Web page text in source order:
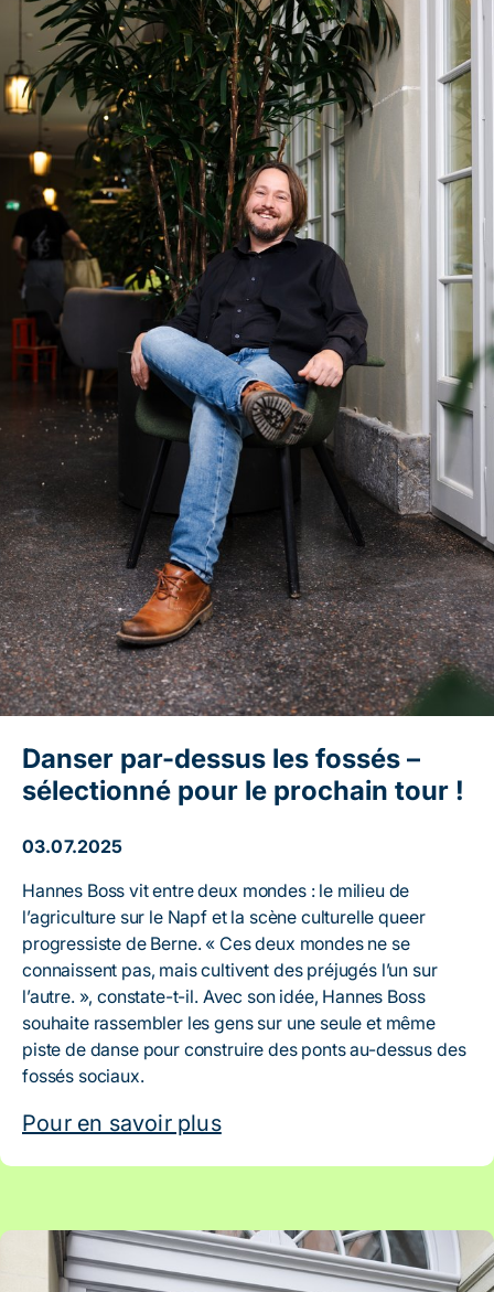
Danser par-dessus les fossés –
sélectionné pour le prochain tour !
03.07.2025
Hannes Boss vit entre deux mondes : le milieu de
l’agriculture sur le Napf et la scène culturelle queer
progressiste de Berne. « Ces deux mondes ne se
connaissent pas, mais cultivent des préjugés l’un sur
l’autre. », constate-t-il. Avec son idée, Hannes Boss
souhaite rassembler les gens sur une seule et même
piste de danse pour construire des ponts au-dessus des
fossés sociaux.
Pour en savoir plus
Artikel: Bienne garde contact – l’union